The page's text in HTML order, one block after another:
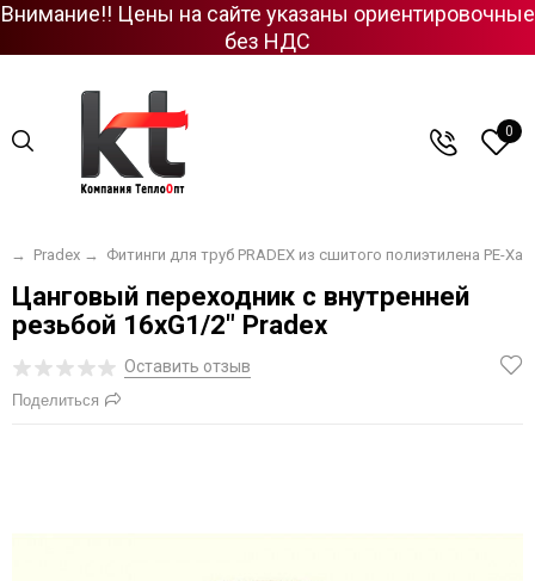
Внимание!! Цены на сайте указаны ориентировочные
без НДС
0
→ Pradex → Фитинги для труб PRADEX из сшитого полиэтилена PE-Xa
Цанговый переходник с внутренней
резьбой 16xG1/2" Pradex
Оставить отзыв
Поделиться